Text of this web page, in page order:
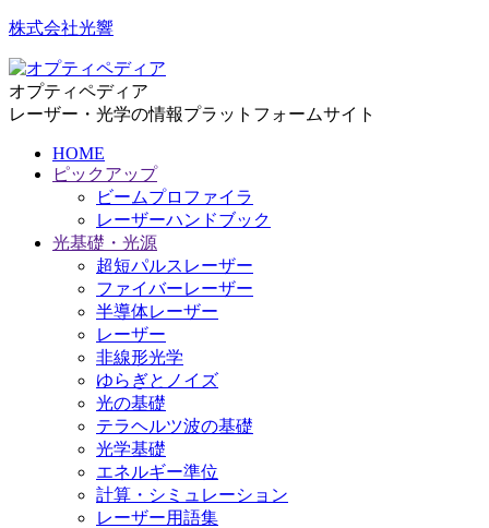
株式会社光響
オプティペディア
レーザー・光学の情報プラットフォームサイト
HOME
ピックアップ
ビームプロファイラ
レーザーハンドブック
光基礎・光源
超短パルスレーザー
ファイバーレーザー
半導体レーザー
レーザー
非線形光学
ゆらぎとノイズ
光の基礎
テラヘルツ波の基礎
光学基礎
エネルギー準位
計算・シミュレーション
レーザー用語集